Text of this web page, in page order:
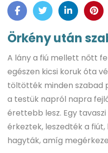
Örkény után
A lány a fiú mellett nőtt
egészen kicsi koruk óta
töltötték minden szabad
a testük napról napra
érettebb lesz. Egy
érkeztek, leszedték a
hagyták, amíg